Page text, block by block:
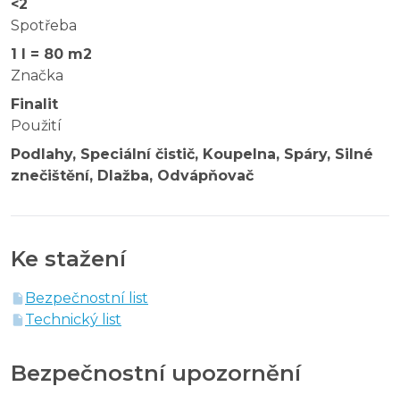
<2
Spotřeba
1 l = 80 m2
Značka
Finalit
Použití
Podlahy, Speciální čistič, Koupelna, Spáry, Silné
znečištění, Dlažba, Odvápňovač
Ke stažení
Bezpečnostní list
Technický list
Bezpečnostní upozornění